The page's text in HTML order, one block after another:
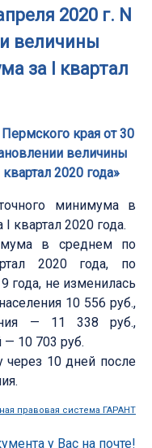
2020 г. N
величины
за I квартал
края от 30
величины
2020 года»
минимума в
квартал 2020 года.
в среднем по
2020 года, по
года, не изменилась
10 556 руб.,
— 11 338 руб.,
— 10 703 руб.
через 10 дней после
правовая система ГАРАНТ